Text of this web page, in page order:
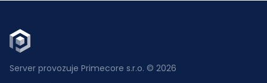
Server provozuje Primecore s.r.o. © 2026